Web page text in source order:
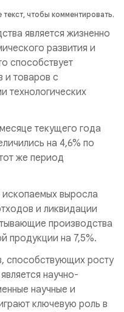
текст, чтобы комментировать.
является жизненно
развития и
способствует
и товаров с
технологических
текущего года
на 4,6% по
же период
выросла
и ликвидации
производства
продукции на 7,5%.
способствующих росту
научно-
научные и
ключевую роль в